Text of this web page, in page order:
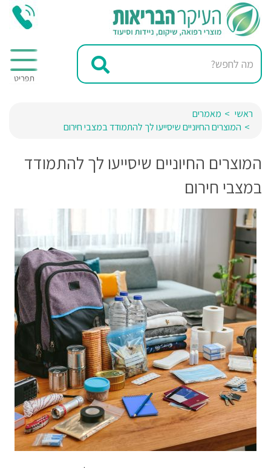
ראשי
מאמרים
המוצרים החיוניים שיסייעו לך להתמודד במצבי חירום
המוצרים החיוניים שיסייעו לך להתמודד
במצבי חירום